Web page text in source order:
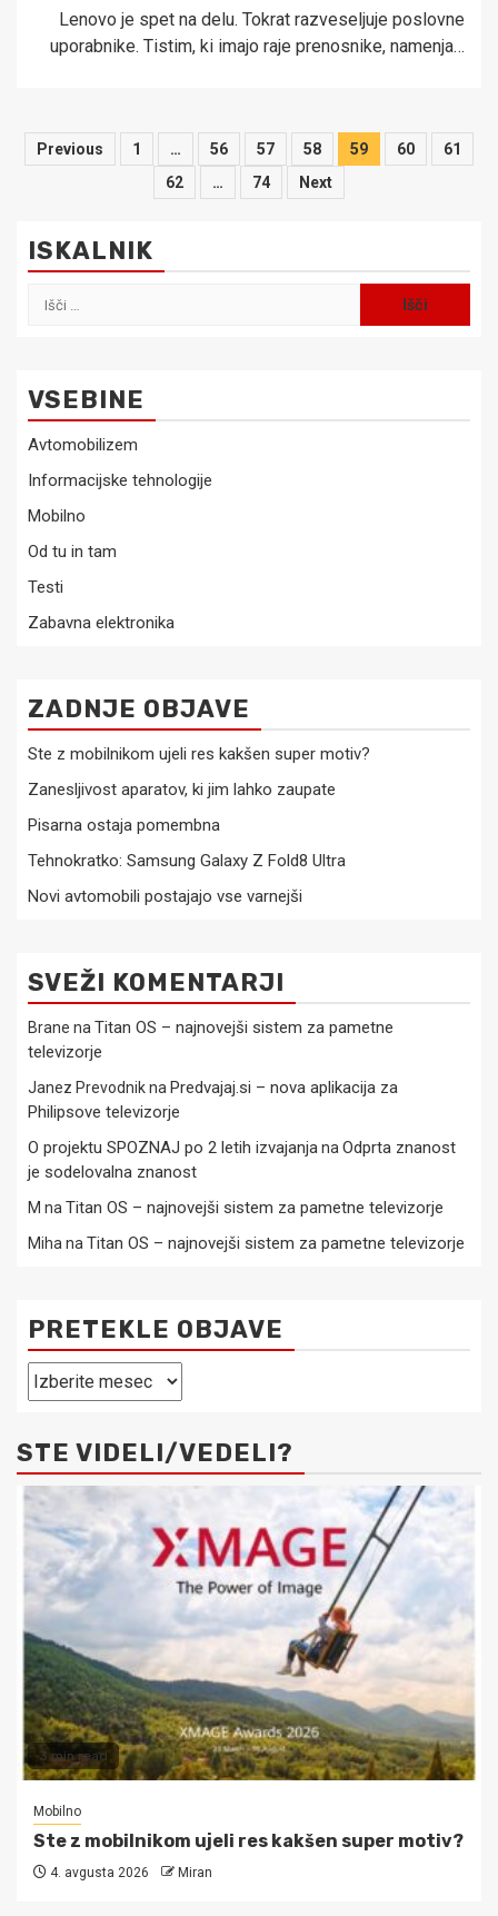
Lenovo je spet na delu. Tokrat razveseljuje poslovne
uporabnike. Tistim, ki imajo raje prenosnike, namenja…
Številčenje
prispevkov
Previous 1 … 56 57 58 59 60
61
62
… 74 Next
ISKALNIK
Išči:
VSEBINE
Avtomobilizem
Informacijske tehnologije
Mobilno
Od tu in tam
Testi
Zabavna elektronika
ZADNJE OBJAVE
Ste z mobilnikom ujeli res kakšen super motiv?
Zanesljivost aparatov, ki jim lahko zaupate
Pisarna ostaja pomembna
Tehnokratko: Samsung Galaxy Z Fold8 Ultra
Novi avtomobili postajajo vse varnejši
SVEŽI KOMENTARJI
Brane na Titan OS – najnovejši sistem za pametne
televizorje
Janez Prevodnikna Predvajaj.si – nova aplikacija za
Philipsove televizorje
O projektu SPOZNAJ po 2 letih izvajanjana Odprta znanost
je sodelovalna znanost
M na Titan OS – najnovejši sistem za pametne televizorje
Miha na Titan OS – najnovejši sistem za pametne televizorje
PRETEKLE OBJAVE
Pretekle
objave
STE VIDELI/VEDELI?
3 min read
Mobilno
Ste z mobilnikom ujeli res kakšen super motiv?
4. avgusta 2026 Miran